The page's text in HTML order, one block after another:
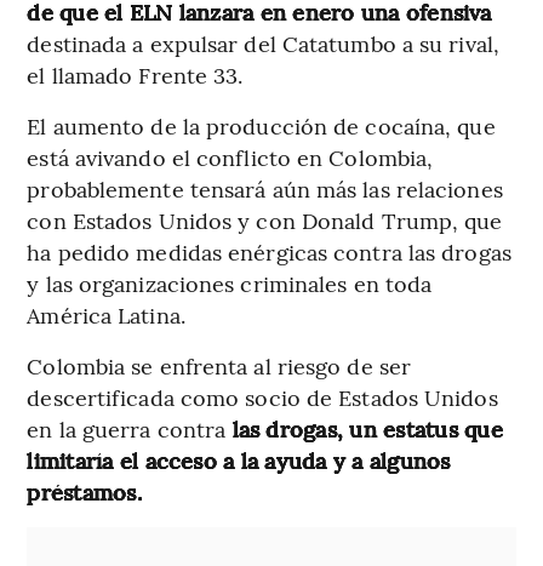
de que el ELN lanzara en enero una ofensiva
destinada a expulsar del Catatumbo a su rival,
el llamado Frente 33.
El aumento de la producción de cocaína, que
está avivando el conflicto en Colombia,
probablemente tensará aún más las relaciones
con Estados Unidos y con Donald Trump, que
ha pedido medidas enérgicas contra las drogas
y las organizaciones criminales en toda
América Latina.
Colombia se enfrenta al riesgo de ser
descertificada como socio de Estados Unidos
en la guerra contra las drogas, un estatus que
limitaría el acceso a la ayuda y a algunos
préstamos.